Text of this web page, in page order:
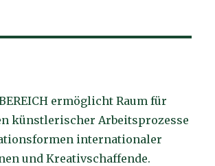
ermöglicht Raum für
künstlerischer Arbeitsprozesse
internationaler
und Kreativschaffende.